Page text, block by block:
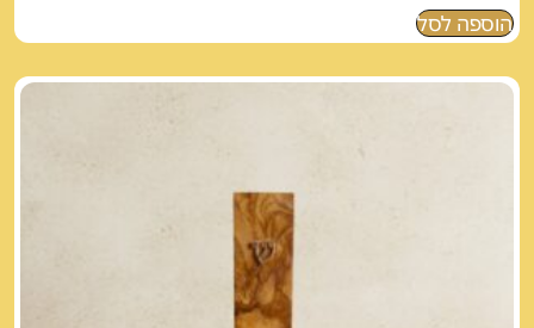
הוספה לסל